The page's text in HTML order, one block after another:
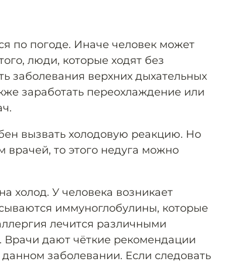
по погоде. Иначе человек может
люди, которые ходят без
заболевания верхних дыхательных
заработать переохлаждение или
вызвать холодовую реакцию. Но
врачей, то этого недуга можно
холод. У человека возникает
иммуноглобулины, которые
лечится различными
дают чёткие рекомендации
заболевании. Если следовать